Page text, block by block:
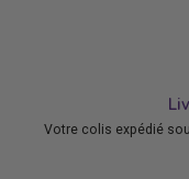
Votre colis expédié